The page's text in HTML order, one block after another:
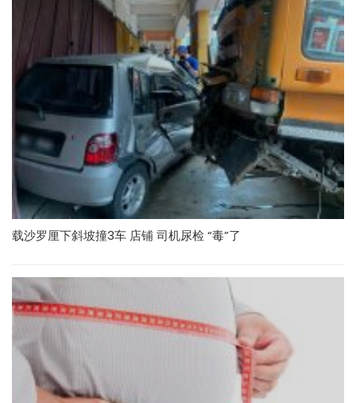
载沙罗厘下斜坡撞3车 店铺 司机尿检 “毒”了